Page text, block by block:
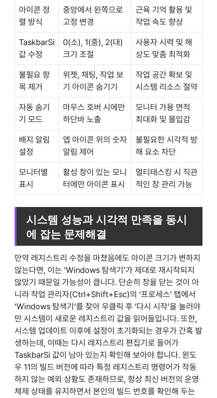
아이콘 정
렬 방식
중앙에서 왼쪽으로
고정 변경
근육 기억 활용 및
작업 속도 향상
TaskbarSi
값 수정
0(소), 1(중), 2(대)
크기 조절
사용자 시력 및 해
상도 맞춤 최적화
불필요 항
목 제거
위젯, 채팅, 작업 보
기 아이콘 숨기기
작업 공간 확보 및
시스템 리소스 절약
자동 숨기
기 모드
마우스 호버 시에만
하단바 노출
모니터 가용 면적
최대화 및 몰입감
배지 알림
설정
앱 아이콘 위의 숫자
알림 제어
불필요한 시각적 방
해 요소 차단
모니터별
표시
활성 창이 있는 모니
터에만 아이콘 표시
멀티태스킹 시 직관
적인 창 관리 가능
시스템 성능과 시각적 만족을 동시
에 잡는 문제해결
만약 레지스트리 수정을 마쳤음에도 아이콘 크기가 변하지
않는다면, 이는 ‘Windows 탐색기’가 제대로 재시작되지
않았기 때문일 가능성이 큽니다. 단순히 창을 닫는 것이 아
니라 작업 관리자(Ctrl+Shift+Esc)의 ‘프로세스’ 탭에서
‘Windows 탐색기’를 찾아 우클릭 후 ‘다시 시작’을 눌러야
만 시스템이 새로운 레지스트리 값을 읽어들입니다. 또한,
시스템 업데이트 이후에 설정이 초기화되는 경우가 간혹 발
생하는데, 이때는 다시 레지스트리 편집기로 들어가
TaskbarSi 값이 남아 있는지 확인해 보아야 합니다. 윈도
우 11의 빌드 버전에 따라 특정 레지스트리 명령어가 작동
하지 않는 예외 상황도 존재하므로, 항상 최신 버전의 운영
체제 상태를 유지하면서 본인의 빌드 번호를 확인해 두는